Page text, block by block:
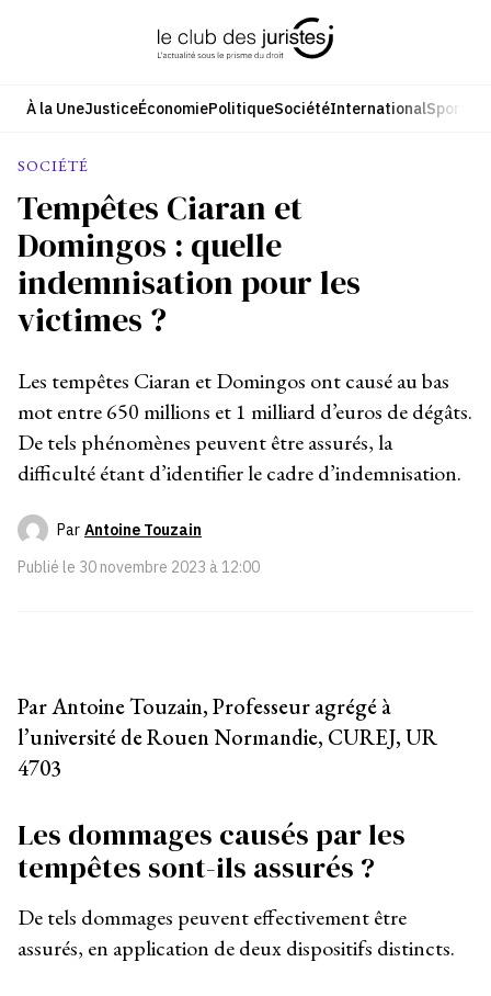
À la UneJusticeÉconomiePolitiqueSociétéInternationalSport
SOCIÉTÉ
Tempêtes Ciaran et
Domingos : quelle
indemnisation pour les
victimes ?
Les tempêtes Ciaran et Domingos ont causé au bas
mot entre 650 millions et 1 milliard d’euros de dégâts.
De tels phénomènes peuvent être assurés, la
difficulté étant d’identifier le cadre d’indemnisation.
Par Antoine Touzain
Publié le 30 novembre 2023 à 12:00
Par Antoine Touzain, Professeur agrégé à
l’université de Rouen Normandie, CUREJ, UR
4703
Les dommages causés par les
tempêtes sont-ils assurés ?
De tels dommages peuvent effectivement être
assurés, en application de deux dispositifs distincts.